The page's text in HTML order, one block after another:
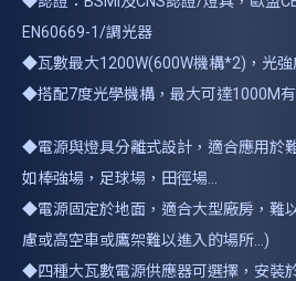
EN60669-1/調光器
◆瓦數最大1200W(600W機構*2)，光強
◆搭配7度光學機構，最大可達1000M
◆電源與燈具分離式設計，適合應用於
如棒強場，足球場，田徑場...
◆電源固定於地面，適合大型廠房，難
慮或高空車或鷹架難以進入的場所...)
◆四種大瓦數電源供應器可選擇，安裝